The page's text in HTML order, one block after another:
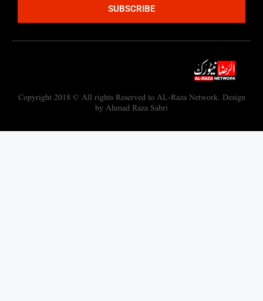
SUBSCRIBE
Copyright 2018 © All rights Reserved to AL-Raza Network. Design
by Ahmad Raza Sabri